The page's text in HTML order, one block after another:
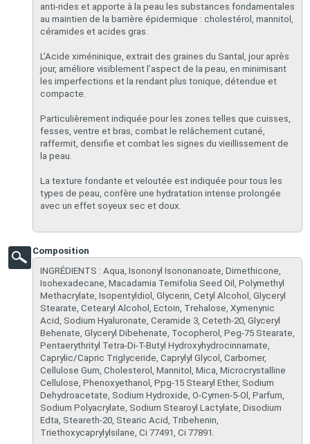
anti-rides et apporte à la peau les substances fondamentales
au maintien de la barrière épidermique : cholestérol, mannitol,
céramides et acides gras.
L’Acide ximéninique, extrait des graines du Santal, jour après
jour, améliore visiblement l’aspect de la peau, en minimisant
les imperfections et la rendant plus tonique, détendue et
compacte.
Particulièrement indiquée pour les zones telles que cuisses,
fesses, ventre et bras, combat le relâchement cutané,
raffermit, densifie et combat les signes du vieillissement de
la peau.
La texture fondante et veloutée est indiquée pour tous les
types de peau, confère une hydratation intense prolongée
avec un effet soyeux sec et doux.
Composition
INGRÉDIENTS : Aqua, Isononyl Isononanoate, Dimethicone,
Isohexadecane, Macadamia Ternifolia Seed Oil, Polymethyl
Methacrylate, Isopentyldiol, Glycerin, Cetyl Alcohol, Glyceryl
Stearate, Cetearyl Alcohol, Ectoin, Trehalose, Xymenynic
Acid, Sodium Hyaluronate, Ceramide 3, Ceteth-20, Glyceryl
Behenate, Glyceryl Dibehenate, Tocopherol, Peg-75 Stearate,
Pentaerythrityl Tetra-Di-T-Butyl Hydroxyhydrocinnamate,
Caprylic/Capric Triglyceride, Caprylyl Glycol, Carbomer,
Cellulose Gum, Cholesterol, Mannitol, Mica, Microcrystalline
Cellulose, Phenoxyethanol, Ppg-15 Stearyl Ether, Sodium
Dehydroacetate, Sodium Hydroxide, O-Cymen-5-Ol, Parfum,
Sodium Polyacrylate, Sodium Stearoyl Lactylate, Disodium
Edta, Steareth-20, Stearic Acid, Tribehenin,
Triethoxycaprylylsilane, Ci 77491, Ci 77891.